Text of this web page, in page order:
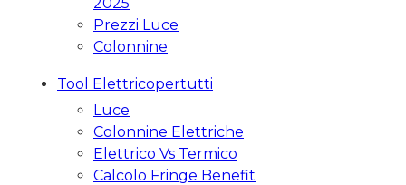
Prezzi Luce
Colonnine
Tool Elettricopertutti
Luce
Colonnine Elettriche
Elettrico Vs Termico
Calcolo Fringe Benefit